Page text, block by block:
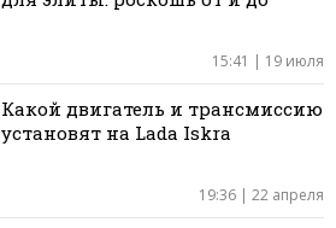
15:41 | 19 июля
Какой двигатель и трансмиссию
установят на Lada Iskra
19:36 | 22 апреля